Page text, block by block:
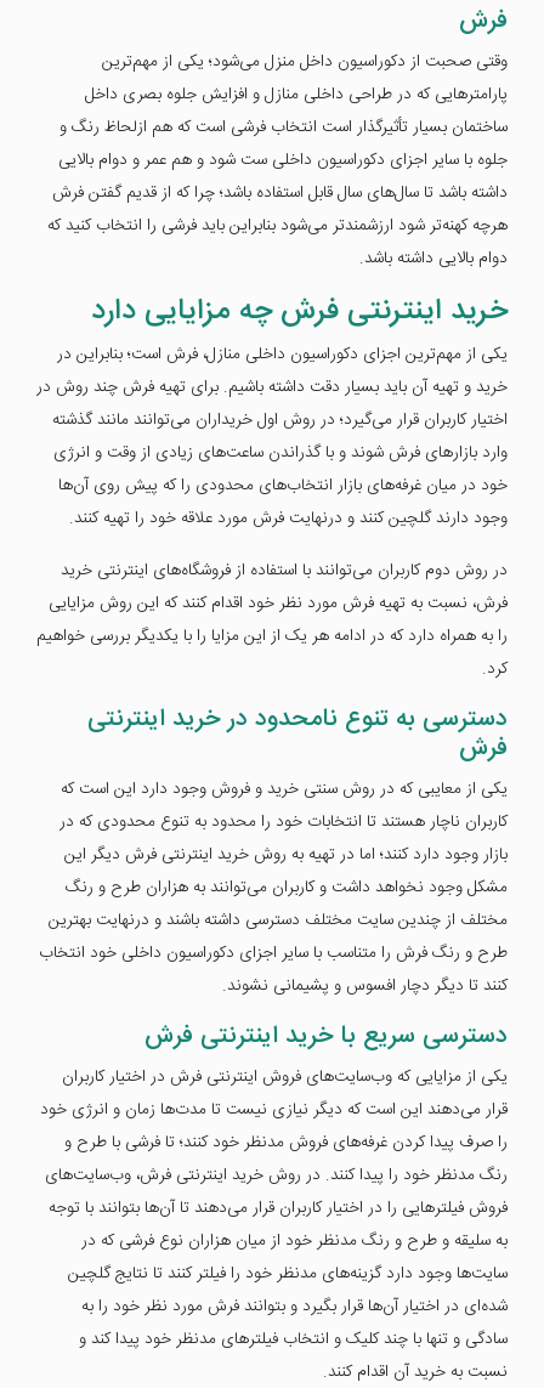
فرش
وقتی صحبت از دکوراسیون داخل منزل می‌شود؛ یکی از مهم‌ترین
پارامترهایی که در طراحی داخلی منازل و افزایش جلوه بصری داخل
ساختمان بسیار تأثیرگذار است انتخاب فرشی است که هم ازلحاظ رنگ و
جلوه با سایر اجزای دکوراسیون داخلی ست شود و هم عمر و دوام بالایی
داشته باشد تا سال‌های سال قابل استفاده باشد؛ چرا که از قدیم گفتن فرش
هرچه کهنه‌تر شود ارزشمندتر می‌شود بنابراین باید فرشی را انتخاب کنید که
دوام بالایی داشته باشد.
خرید اینترنتی فرش چه مزایایی دارد
یکی از مهم‌ترین اجزای دکوراسیون داخلی منازل، فرش است؛ بنابراین در
خرید و تهیه آن باید بسیار دقت داشته باشیم. برای تهیه فرش چند روش در
اختیار کاربران قرار می‌گیرد؛ در روش اول خریداران می‌توانند مانند گذشته
وارد بازارهای فرش شوند و با گذراندن ساعت‌های زیادی از وقت و انرژی
خود در میان غرفه‌های بازار انتخاب‌های محدودی را که پیش روی آن‌ها
وجود دارند گلچین کنند و درنهایت فرش مورد علاقه خود را تهیه کنند.
در روش دوم کاربران می‌توانند با استفاده از فروشگاه‌های اینترنتی خرید
فرش، نسبت به تهیه فرش مورد نظر خود اقدام کنند که این روش مزایایی
را به همراه دارد که در ادامه هر یک از این مزایا را با یکدیگر بررسی خواهیم
کرد.
دسترسی به تنوع نامحدود در خرید اینترنتی
فرش
یکی از معایبی که در روش سنتی خرید و فروش وجود دارد این است که
کاربران ناچار هستند تا انتخابات خود را محدود به تنوع محدودی که در
بازار وجود دارد کنند؛ اما در تهیه به روش خرید اینترنتی فرش دیگر این
مشکل وجود نخواهد داشت و کاربران می‌توانند به هزاران طرح و رنگ
مختلف از چندین سایت مختلف دسترسی داشته باشند و درنهایت بهترین
طرح و رنگ فرش را متناسب با سایر اجزای دکوراسیون داخلی خود انتخاب
کنند تا دیگر دچار افسوس و پشیمانی نشوند.
دسترسی سریع با خرید اینترنتی فرش
یکی از مزایایی که وب‌سایت‌های فروش اینترنتی فرش در اختیار کاربران
قرار می‌دهند این است که دیگر نیازی نیست تا مدت‌ها زمان و انرژی خود
را صرف پیدا کردن غرفه‌های فروش مدنظر خود کنند؛ تا فرشی با طرح و
رنگ مدنظر خود را پیدا کنند. در روش خرید اینترنتی فرش، وب‌سایت‌های
فروش فیلترهایی را در اختیار کاربران قرار می‌دهند تا آن‌ها بتوانند با توجه
به سلیقه و طرح و رنگ مدنظر خود از میان هزاران نوع فرشی که در
سایت‌ها وجود دارد گزینه‌های مدنظر خود را فیلتر کنند تا نتایج گلچین
شده‌ای در اختیار آن‌ها قرار بگیرد و بتوانند فرش مورد نظر خود را به
سادگی و تنها با چند کلیک و انتخاب فیلترهای مدنظر خود پیدا کند و
نسبت به خرید آن اقدام کنند.